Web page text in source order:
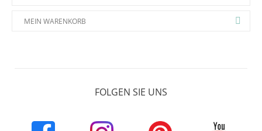
MEIN WARENKORB
FOLGEN SIE UNS